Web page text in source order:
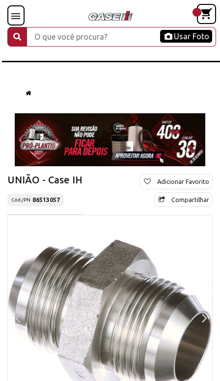
Usar Foto
UNIÃO - Case IH
Cód./PN 86513057
Adicionar Favorito
Compartilhar